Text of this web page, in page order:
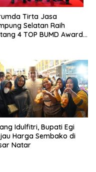
Tirta Jasa
Selatan Raih
4 TOP BUMD Awards
Idulfitri, Bupati Egi
Harga Sembako di
Natar